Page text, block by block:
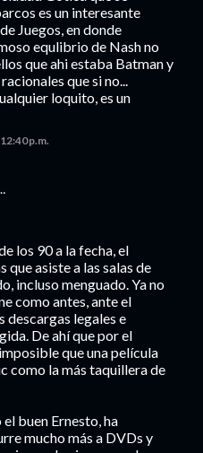
es un interesante
Juegos, en donde
equlibrio de Nash no
que ahi estaba Batman y
que si no...
loquito, es un
p.m.
los 90 a la fecha, el
que asiste a las salas de
incluso menguado. Ya no
como antes, ante el
descargas legales e
De ahí que por el
que una película
como la más taquillera de
buen Ernesto, ha
mucho más a DVDs y